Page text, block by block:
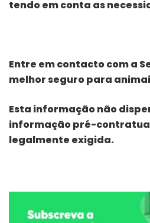
tendo em conta as
Entre em contacto com a
melhor seguro para
Esta informação não
informação pré-
legalmente exigida.